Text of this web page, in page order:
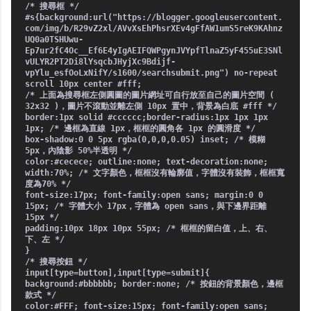
/* 搜尋框 */
#s{background:url("https://blogger.googleusercontent.
com/img/b/R29vZ2xl/AVvXsEhPhsrXEv4gFfAW1umS5reK9KAhnz
UQ0a0TSHUwu-
Ep7ur2fC4Oc__Ef6E4yIgAEIFQWPgynJVYpfTlnaZ5yF455uE3SNl
vULYR2PT2Di8lYsqcbJHyjXc9Bdijf-
vpYlu_esfOoLxNifY/s1600/searchsubmit.png") no-repeat
scroll 10px center #fff;
/* 上面為搜尋框左側圓圖的圖片網址可自行放至自己的圖片空間 (
32x32 )，圖片不滾動並離左側 10px 置中，背景為白底 #fff */
border:1px solid #cccccc;border-radius:1px 1px 1px
1px; /* 邊框為直線 1px，框框的圓角各 1px 的圓滑度 */
box-shadow:0 0 5px rgba(0,0,0,0.05) inset; /* 模糊
5px，內陰影 50%半透明 */
color:#cecece; outline:none; text-decoration:none;
width:70%; /* 文字顏色，框框沒有輪廓值，字體沒有裝飾，框框寬
度為70% */
font-size:17px; font-family:open sans; margin:0 0
15px; /* 字體大小 17px，字體為 open sans，與下邊界距離
15px */
padding:10px 18px 10px 55px; /* 框框的留白值，上、右、
下、左 */
}
/* 搜尋按鈕 */
input[type=button],input[type=submit]{
background:#bbbbbb; border:none; /* 按鈕的背景顏色，邊框
款式 */
color:#FFF; font-size:15px; font-family:open sans;